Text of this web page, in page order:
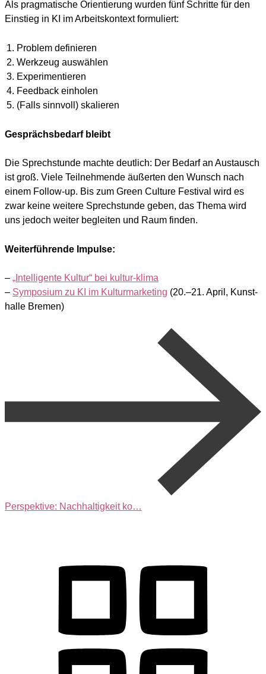
Als prag­ma­ti­sche Ori­en­tie­rung wur­den fünf Schrit­te für den
Ein­stieg in KI im Arbeits­kon­text for­mu­liert:
Pro­blem defi­nie­ren
Werk­zeug aus­wäh­len
Expe­ri­men­tie­ren
Feed­back ein­ho­len
(Falls sinn­voll) ska­lie­ren
Gesprächsbedarf bleibt
Die Sprech­stun­de mach­te deut­lich: Der Bedarf an Aus­tausch
ist groß. Vie­le Teil­neh­men­de äußer­ten den Wunsch nach
einem Fol­low-up. Bis zum Green Cul­tu­re Fes­ti­val wird es
zwar kei­ne wei­te­re Sprech­stun­de geben, das The­ma wird
uns jedoch wei­ter beglei­ten und Raum fin­den.
Weiterführende Impulse:
– „Intel­li­gen­te Kul­tur“ bei kul­tur-kli­ma
– Sym­po­si­um zu KI im Kul­tur­mar­ke­ting (20.–21. April, Kunst­
hal­le Bre­men)
Perspektive: Nachhaltigkeit ko…